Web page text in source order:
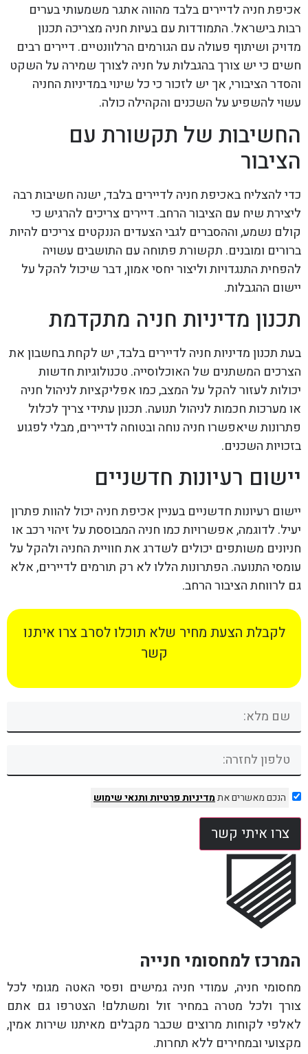
אכיפת חניה לדיירים בלבד מהווה אתגר משמעותי בערים
רבות בישראל. התמודדות עם בעיות חניה מצריכה תכנון
מדויק ושיתוף פעולה עם הגורמים הרלוונטיים. דיירים רבים
חשים כי יש צורך בהגבלות על חניה לצורך שמירה על השקט
והסדר הציבורי, אך יש לזכור כי כל שינוי במדיניות החניה
עשוי להשפיע על השכנים והקהילה כולה.
החשיבות של תקשורת עם
הציבור
כדי להצליח באכיפת חניה לדיירים בלבד, ישנה חשיבות רבה
ליצירת שיח עם הציבור הרחב. דיירים צריכים להרגיש כי
קולם נשמע, וההסברים לגבי הצעדים הננקטים צריכים להיות
ברורים ומובנים. תקשורת פתוחה עם התושבים עשויה
להפחית התנגדויות וליצור יחסי אמון, דבר שיכול להקל על
יישום ההגבלות.
תכנון מדיניות חניה מתקדמת
בעת תכנון מדיניות חניה לדיירים בלבד, יש לקחת בחשבון את
הצרכים המשתנים של האוכלוסייה. טכנולוגיות חדשות
יכולות לעזור להקל על המצב, כמו אפליקציות לניהול חניה
או מערכות חכמות לניהול תנועה. תכנון עתידי צריך לכלול
פתרונות שיאפשרו חניה נוחה ובטוחה לדיירים, מבלי לפגוע
בזכויות השכנים.
יישום רעיונות חדשניים
יישום רעיונות חדשניים בעניין אכיפת חניה יכול להוות פתרון
יעיל. לדוגמה, אפשרויות כמו חניה המבוססת על זיהוי רכב או
חניונים משותפים יכולים לשדרג את חוויית החניה ולהקל על
עומסי התנועה. הפתרונות הללו לא רק תורמים לדיירים, אלא
גם לרווחת הציבור הרחב.
לקבלת הצעת מחיר שלא תוכלו לסרב צרו איתנו
קשר
הנכם מאשרים אתמדיניות פרטיותותנאי שימוש
צרו איתי קשר
המרכז למחסומי חנייה
מחסומי חניה, עמודי חניה גמישים ופסי האטה מגומי לכל
צורך ולכל מטרה במחיר זול ומשתלם! הצטרפו גם אתם
לאלפי לקוחות מרוצים שכבר מקבלים מאיתנו שירות אמין,
מקצועי ובמחירים ללא תחרות.